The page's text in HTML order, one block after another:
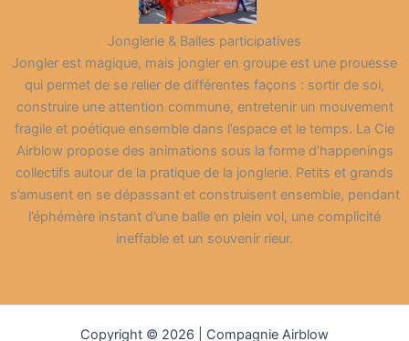
Jonglerie & Balles participatives
Jongler est magique, mais jongler en groupe est une prouesse
qui permet de se relier de différentes façons : sortir de soi,
construire une attention commune, entretenir un mouvement
fragile et poétique ensemble dans l’espace et le temps. La Cie
Airblow propose des animations sous la forme d’happenings
collectifs autour de la pratique de la jonglerie. Petits et grands
s’amusent en se dépassant et construisent ensemble, pendant
l’éphémère instant d’une balle en plein vol, une complicité
ineffable et un souvenir rieur.
Copyright © 2026 | Compagnie Airblow